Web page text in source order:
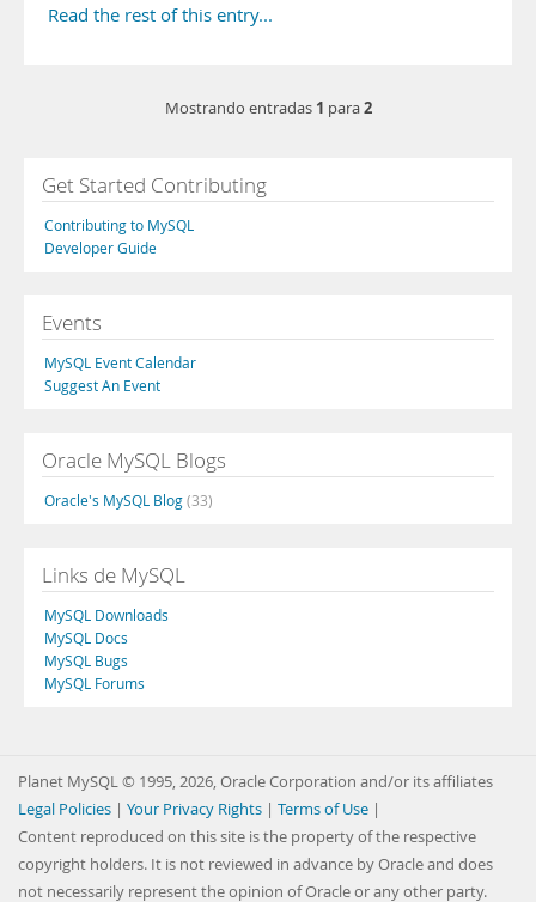
Read the rest of this entry...
Mostrando entradas 1 para2
Get Started Contributing
Contributing to MySQL
Developer Guide
Events
MySQL Event Calendar
Suggest An Event
Oracle MySQL Blogs
Oracle's MySQL Blog(33)
Links de MySQL
MySQL Downloads
MySQL Docs
MySQL Bugs
MySQL Forums
Planet MySQL © 1995, 2026, Oracle Corporation and/or its affiliates
Legal Policies | Your Privacy Rights | Terms of Use |
Content reproduced on this site is the property of the respective
copyright holders. It is not reviewed in advance by Oracle and does
not necessarily represent the opinion of Oracle or any other party.